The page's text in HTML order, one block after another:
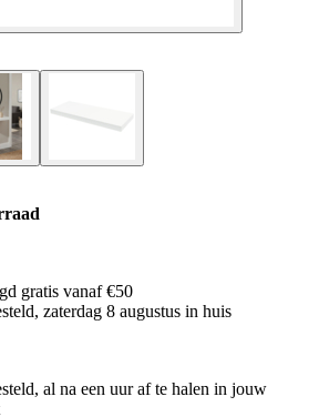
gratis vanaf €50
zaterdag 8 augustus in huis
al na een uur af te halen in jouw